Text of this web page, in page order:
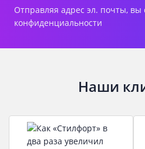
Отправляя адрес эл. почты, вы
конфиденциальности
Наши